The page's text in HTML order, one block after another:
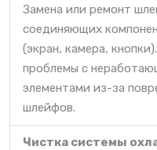
Замена или ремонт
соединяющих
(экран, камера,
проблемы с
элементами из-за
шлейфов.
Чистка системы